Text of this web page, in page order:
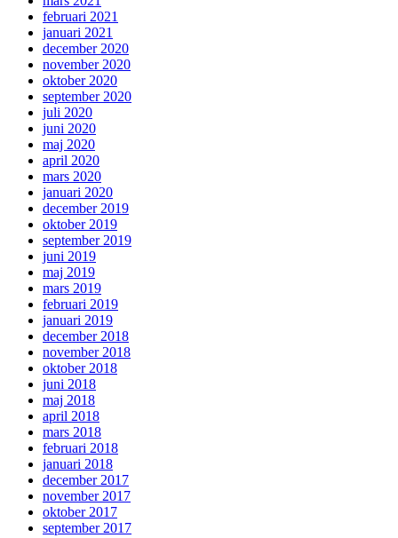
februari 2021
januari 2021
december 2020
november 2020
oktober 2020
september 2020
juli 2020
juni 2020
maj 2020
april 2020
mars 2020
januari 2020
december 2019
oktober 2019
september 2019
juni 2019
maj 2019
mars 2019
februari 2019
januari 2019
december 2018
november 2018
oktober 2018
juni 2018
maj 2018
april 2018
mars 2018
februari 2018
januari 2018
december 2017
november 2017
oktober 2017
september 2017